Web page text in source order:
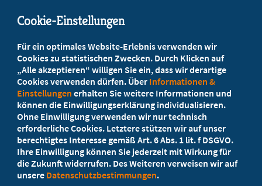
Ihr Landesverband berät Sie!
Ansprechpartner
Werden Sie jetzt Mitglied!
5 Vorteile einer Mitgliedschaft
Cookie-Einstellungen
Für ein optimales Website-Erlebnis verwenden wir
Cookies zu statistischen Zwecken. Durch Klicken auf
„Alle akzeptieren“ willigen Sie ein, dass wir derartige
Cookies verwenden dürfen. Über Informationen &
Einstellungen erhalten Sie weitere Informationen und
können die Einwilligungserklärung individualisieren.
Ohne Einwilligung verwenden wir nur technisch
erforderliche Cookies. Letztere stützen wir auf unser
berechtigtes Interesse gemäß Art. 6 Abs. 1 lit. f DSGVO.
Ihre Einwilligung können Sie jederzeit mit Wirkung für
die Zukunft widerrufen. Des Weiteren verweisen wir auf
unsere Datenschutzbestimmungen.